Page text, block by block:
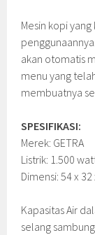
Mesin kopi
akan otomatis
menu yang
membuatnya
SPESIFIKASI:
Merek: GETRA
Listrik: 1.500
Dimensi: 54 x 32
Kapasitas Air
selang